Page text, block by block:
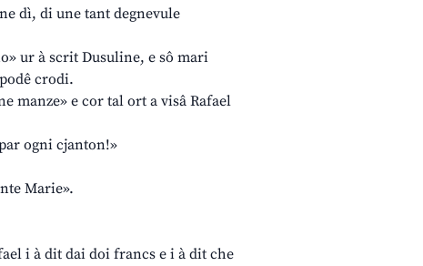
dì, di une tant degnevule
ur à scrit Dusuline, e sô mari
crodi.
manze» e cor tal ort a visâ Rafael
ogni cjanton!»
Marie».
i à dit dai doi francs e i à dit che